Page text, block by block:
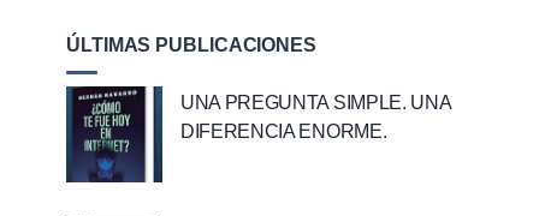
ÚLTIMAS PUBLICACIONES
UNA PREGUNTA SIMPLE. UNA
DIFERENCIA ENORME.